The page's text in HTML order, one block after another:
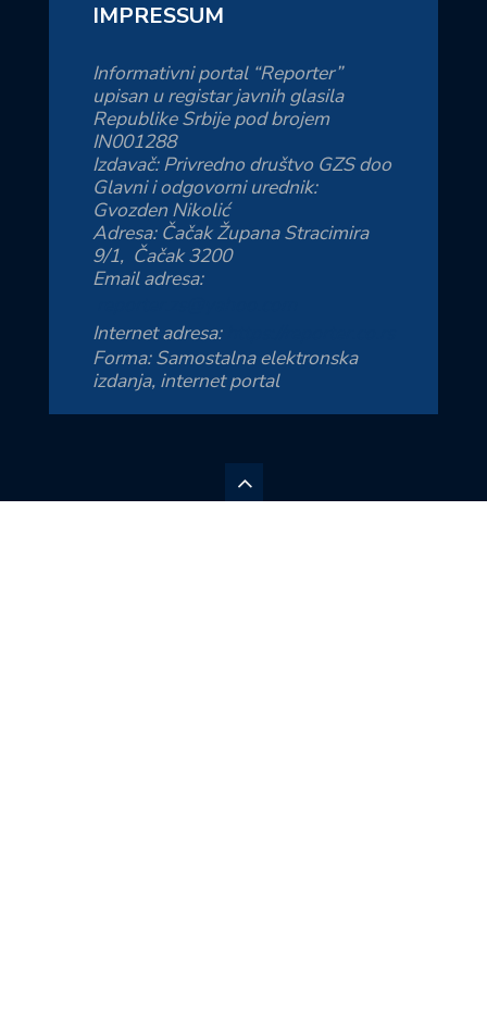
IMPRESSUM
Informativni portal “Reporter”
upisan u registar javnih glasila
Republike Srbije pod brojem
IN001288
Izdavač: Privredno društvo GZS doo
Glavni i odgovorni urednik:
Gvozden Nikolić
Adresa: Čačak Župana Stracimira
9/1, Čačak 3200
Email adresa:
Internet adresa:
Forma: Samostalna elektronska
izdanja, internet portal